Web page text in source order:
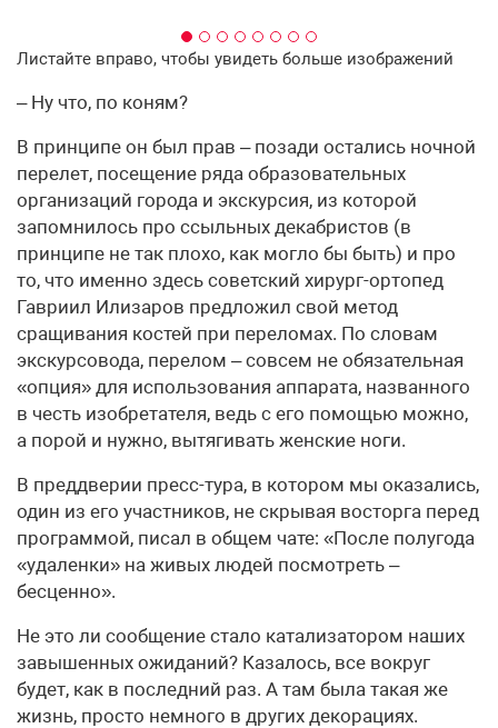
Листайте вправо, чтобы увидеть больше изображений
– Ну что, по коням?
В принципе он был прав – позади остались ночной
перелет, посещение ряда образовательных
организаций города и экскурсия, из которой
запомнилось про ссыльных декабристов (в
принципе не так плохо, как могло бы быть) и про
то, что именно здесь советский хирург-ортопед
Гавриил Илизаров предложил свой метод
сращивания костей при переломах. По словам
экскурсовода, перелом – совсем не обязательная
«опция» для использования аппарата, названного
в честь изобретателя, ведь с его помощью можно,
а порой и нужно, вытягивать женские ноги.
В преддверии пресс-тура, в котором мы оказались,
один из его участников, не скрывая восторга перед
программой, писал в общем чате: «После полугода
«удаленки» на живых людей посмотреть –
бесценно».
Не это ли сообщение стало катализатором наших
завышенных ожиданий? Казалось, все вокруг
будет, как в последний раз. А там была такая же
жизнь, просто немного в других декорациях.